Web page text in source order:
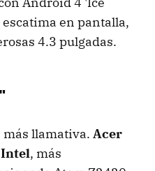
en pantalla,
4.3 pulgadas.
llamativa. Acer
Intel, más